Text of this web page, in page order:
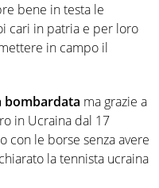
bene in testa le
cari in patria e per loro
in campo il
bombardata ma grazie a
in Ucraina dal 17
con le borse senza avere
la tennista ucraina